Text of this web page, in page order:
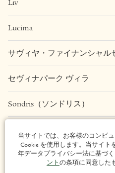
Liv
Lucima
サヴィヤ・ファイナンシャル
セヴィナパーク ヴィラ
Sondris（ソンドリス）
法的事項
当サイトでは、お客様のコンピ
Cookie を使用します。当サイト
年データプライバシー法に基づ
ントの条項に同意した